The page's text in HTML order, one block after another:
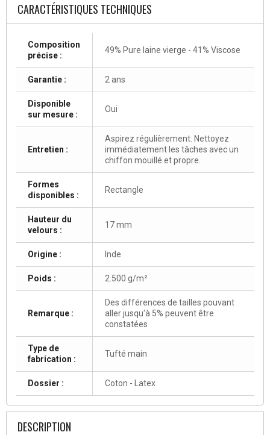
CARACTÉRISTIQUES TECHNIQUES
Composition
précise :
49% Pure laine vierge - 41% Viscose
Garantie : 2 ans
Disponible
sur mesure :
Oui
Entretien :
Aspirez régulièrement. Nettoyez
immédiatement les tâches avec un
chiffon mouillé et propre.
Formes
disponibles :
Rectangle
Hauteur du
velours :
17 mm
Origine : Inde
Poids : 2.500 g/m²
Remarque :
Des différences de tailles pouvant
aller jusqu'à 5% peuvent être
constatées
Type de
fabrication :
Tufté main
Dossier : Coton - Latex
DESCRIPTION